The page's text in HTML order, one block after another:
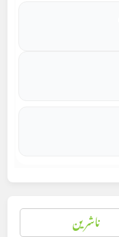
ناشرین